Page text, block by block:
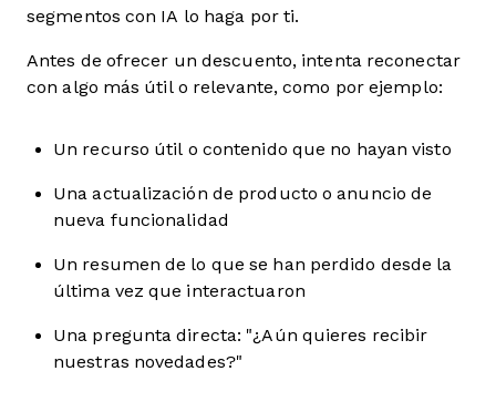
segmentos con IA lo haga por ti.
Antes de ofrecer un descuento, intenta reconectar
con algo más útil o relevante, como por ejemplo:
Un recurso útil o contenido que no hayan visto
Una actualización de producto o anuncio de
nueva funcionalidad
Un resumen de lo que se han perdido desde la
última vez que interactuaron
Una pregunta directa: "¿Aún quieres recibir
nuestras novedades?"